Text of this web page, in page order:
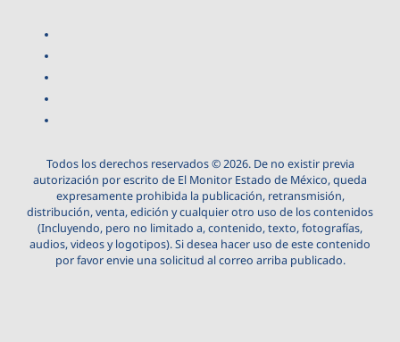
Todos los derechos reservados © 2026. De no existir previa
autorización por escrito de El Monitor Estado de México, queda
expresamente prohibida la publicación, retransmisión,
distribución, venta, edición y cualquier otro uso de los contenidos
(Incluyendo, pero no limitado a, contenido, texto, fotografías,
audios, videos y logotipos). Si desea hacer uso de este contenido
por favor envie una solicitud al correo arriba publicado.